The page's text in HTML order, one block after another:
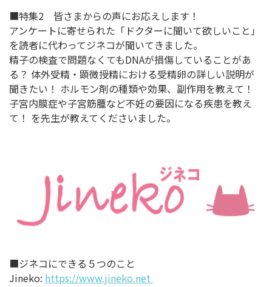
■特集2 皆さまからの声にお応えします！
アンケートに寄せられた「ドクターに聞いて欲しいこと」
を読者に代わってジネコが聞いてきました。
精子の検査で問題なくてもDNAが損傷していることがあ
る？ 体外受精・顕微授精における受精卵の詳しい説明が
聞きたい！ ホルモン剤の種類や効果、副作用を教えて！
子宮内膜症や子宮筋腫など不妊の要因になる疾患を教え
て！ を先生が教えてくださいました。
■ジネコにできる５つのこと
Jineko: https://www.jineko.net